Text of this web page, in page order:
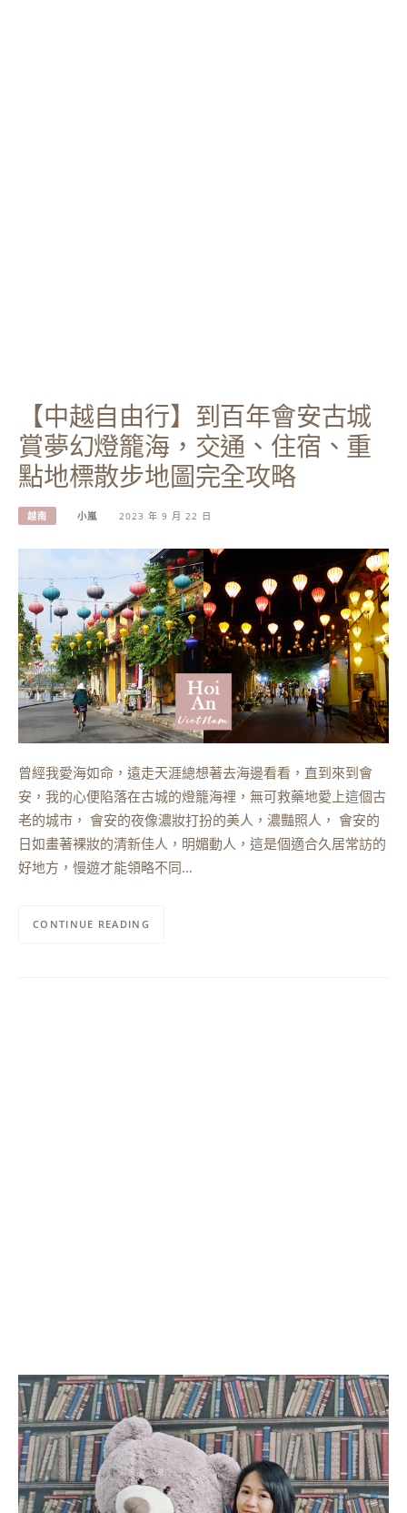
【中越自由行】到百年會安古城
賞夢幻燈籠海，交通、住宿、重
點地標散步地圖完全攻略
越南 小嵐 2023 年 9 月 22 日
曾經我愛海如命，遠走天涯總想著去海邊看看，直到來到會
安，我的心便陷落在古城的燈籠海裡，無可救藥地愛上這個古
老的城市， 會安的夜像濃妝打扮的美人，濃豔照人， 會安的
日如畫著裸妝的清新佳人，明媚動人，這是個適合久居常訪的
好地方，慢遊才能領略不同…
CONTINUE READING